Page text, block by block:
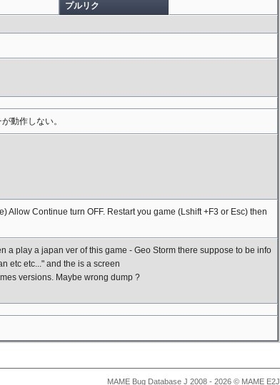
プルリク
動作しない。
Continue turn OFF. Restart you game (Lshift +F3 or Esc) then
a play a japan ver of this game - Geo Storm there suppose to be info
etc etc..." and the is a screen
versions. Maybe wrong dump ?
MAME Bug Database J 2008 - 2026 © MAME E2J